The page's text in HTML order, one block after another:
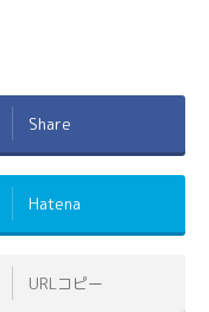
Share
Hatena
URLコピー